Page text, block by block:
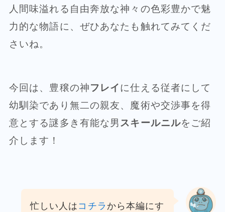
人間味溢れる自由奔放な神々の色彩豊かで魅
力的な物語に、ぜひあなたも触れてみてくだ
さいね。
今回は、豊穣の神フレイ に仕える従者にして
幼馴染であり無二の親友、魔術や交渉事を得
意とする謎多き有能な男 スキールニルをご紹
介します！
忙しい人は コチラ から本編にす